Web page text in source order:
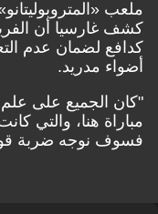
كشف غارسيا أن
كدافع لضمان عدم
أضواء مدريد.
"كان الجميع على
مباراة هنا، والتي
فسوف نوجه ضربة